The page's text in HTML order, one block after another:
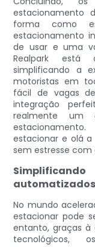
estacionamento
forma como
estacionamento
de usar e uma
Realpark está
simplificando a
motoristas em
fácil de vagas
integração
realmente
estacionar e olá
sem estresse com
No mundo
estacionar pode
entanto, graças à
tecnológicos,